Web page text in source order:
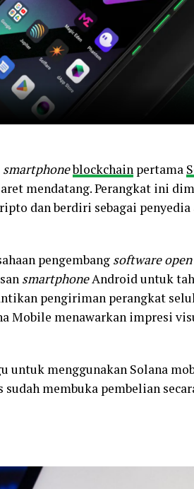
smartphoneblockchain pertama
mendatang. Perangkat ini
dan berdiri sebagai
pengembang software
smartphoneAndroid untuk
pengiriman perangkat
Mobile menawarkan impresi
menggunakan Solana
membuka pembelian